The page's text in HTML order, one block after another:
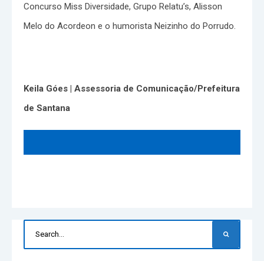
Concurso Miss Diversidade, Grupo Relatu’s, Alisson
Melo do Acordeon e o humorista Neizinho do Porrudo.
Keila Góes | Assessoria de Comunicação/Prefeitura
de Santana